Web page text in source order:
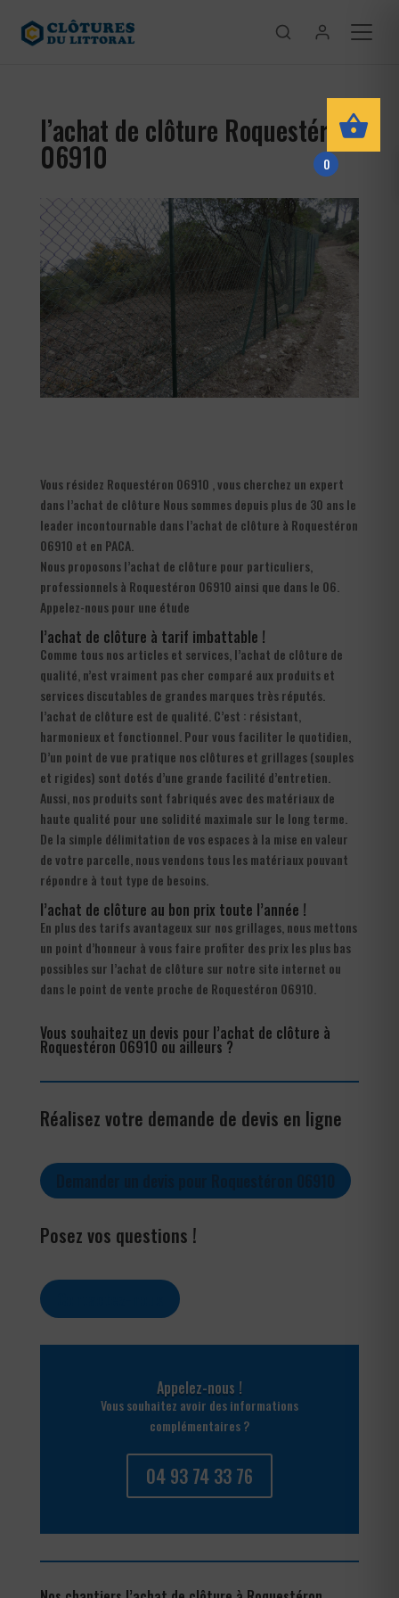
l’achat de clôture Roquestéron
06910
Vous résidez Roquestéron 06910 , vous cherchez un expert
dans l’achat de clôture Nous sommes depuis plus de 30 ans le
leader incontournable dans l’achat de clôture à Roquestéron
06910 et en PACA.
Nous proposons l’achat de clôture pour particuliers,
professionnels à Roquestéron 06910 ainsi que dans le 06.
Appelez-nous pour une étude
l’achat de clôture à tarif imbattable !
Comme tous nos articles et services, l’achat de clôture de
qualité, n’est vraiment pas cher comparé aux produits et
services discutables de grandes marques très réputés.
l’achat de clôture est de qualité. C’est : résistant,
harmonieux et fonctionnel. Pour vous faciliter le quotidien,
D’un point de vue pratique nos clôtures et grillages (souples
et rigides) sont dotés d’une grande facilité d’entretien.
Aussi, nos produits sont fabriqués avec des matériaux de
haute qualité pour une solidité maximale sur le long terme.
De la simple délimitation de vos espaces à la mise en valeur
de votre parcelle, nous vendons tous les matériaux pouvant
répondre à tout type de besoins.
l’achat de clôture au bon prix toute l’année !
En plus des tarifs avantageux sur nos grillages, nous mettons
un point d’honneur à vous faire profiter des prix les plus bas
possibles sur l’achat de clôture sur notre site internet ou
dans le point de vente proche de Roquestéron 06910.
Vous souhaitez un devis pour l’achat de clôture à
Roquestéron 06910 ou ailleurs ?
Réalisez votre demande de devis en ligne
Posez vos questions !
Appelez-nous !
Vous souhaitez avoir des informations
complémentaires ?
04 93 74 33 76
0